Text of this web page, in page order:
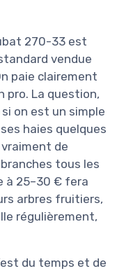
270-33 est
vendue
paie clairement
pro. La question,
on est un simple
haies quelques
de
branches tous les
à 25–30 € fera
arbres fruitiers,
régulièrement,
du temps et de